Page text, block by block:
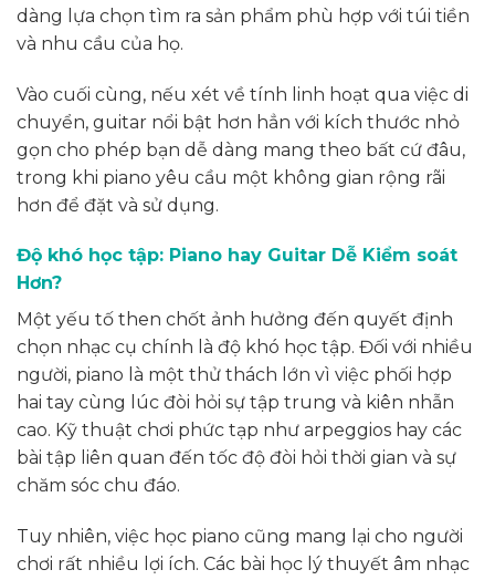
dàng lựa chọn tìm ra sản phẩm phù hợp với túi tiền
và nhu cầu của họ.
Vào cuối cùng, nếu xét về tính linh hoạt qua việc di
chuyển, guitar nổi bật hơn hẳn với kích thước nhỏ
gọn cho phép bạn dễ dàng mang theo bất cứ đâu,
trong khi piano yêu cầu một không gian rộng rãi
hơn để đặt và sử dụng.
Độ khó học tập: Piano hay Guitar Dễ Kiểm soát
Hơn?
Một yếu tố then chốt ảnh hưởng đến quyết định
chọn nhạc cụ chính là độ khó học tập. Đối với nhiều
người, piano là một thử thách lớn vì việc phối hợp
hai tay cùng lúc đòi hỏi sự tập trung và kiên nhẫn
cao. Kỹ thuật chơi phức tạp như arpeggios hay các
bài tập liên quan đến tốc độ đòi hỏi thời gian và sự
chăm sóc chu đáo.
Tuy nhiên, việc học piano cũng mang lại cho người
chơi rất nhiều lợi ích. Các bài học lý thuyết âm nhạc